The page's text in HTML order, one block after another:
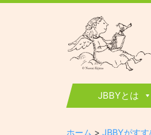
JBBY
日本国際児童図書
JBBYとは
ホーム > JBBYがす